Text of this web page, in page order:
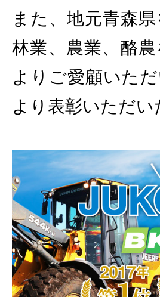
また、地元青森
林業、農業、酪
よりご愛顧いた
より表彰いただ